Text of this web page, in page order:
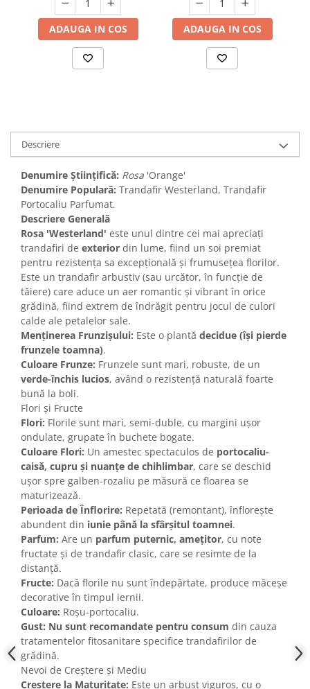
ADAUGA IN COS ADAUGA IN COS
Descriere
Denumire Științifică: Rosa 'Orange'
Denumire Populară: Trandafir Westerland, Trandafir
Portocaliu Parfumat.
Descriere Generală
Rosa 'Westerland' este unul dintre cei mai apreciați
trandafiri de exterior din lume, fiind un soi premiat
pentru rezistența sa excepțională și frumusețea florilor.
Este un trandafir arbustiv (sau urcător, în funcție de
tăiere) care aduce un aer romantic și vibrant în orice
grădină, fiind extrem de îndrăgit pentru jocul de culori
calde ale petalelor sale.
Menținerea Frunzișului: Este o plantă decidue (își pierde
frunzele toamna).
Culoare Frunze: Frunzele sunt mari, robuste, de un
verde-închis lucios, având o rezistență naturală foarte
bună la boli.
Flori și Fructe
Flori: Florile sunt mari, semi-duble, cu margini ușor
ondulate, grupate în buchete bogate.
Culoare Flori: Un amestec spectaculos de portocaliu-
caisă, cupru și nuanțe de chihlimbar, care se deschid
ușor spre galben-rozaliu pe măsură ce floarea se
maturizează.
Perioada de Înflorire: Repetată (remontant), înflorește
abundent din iunie până la sfârșitul toamnei.
Parfum: Are un parfum puternic, amețitor, cu note
fructate și de trandafir clasic, care se resimte de la
distanță.
Fructe: Dacă florile nu sunt îndepărtate, produce măceșe
decorative în timpul iernii.
Culoare: Roșu-portocaliu.
Gust: Nu sunt recomandate pentru consum din cauza
tratamentelor fitosanitare specifice trandafirilor de
grădină.
Nevoi de Creștere și Mediu
Creștere la Maturitate: Este un arbust viguros, cu o